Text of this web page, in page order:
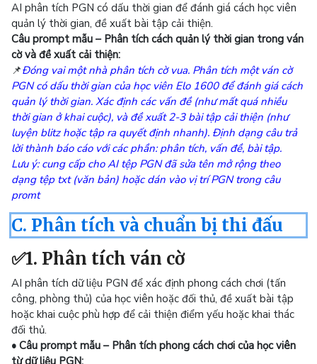
AI phân tích PGN có dấu thời gian để đánh giá cách học viên
quản lý thời gian, đề xuất bài tập cải thiện.
Câu prompt mẫu – Phân tích cách quản lý thời gian trong ván
cờ và đề xuất cải thiện:
📌Đóng vai một nhà phân tích cờ vua. Phân tích một ván cờ
PGN có dấu thời gian của học viên Elo 1600 để đánh giá cách
quản lý thời gian. Xác định các vấn đề (như mất quá nhiều
thời gian ở khai cuộc), và đề xuất 2-3 bài tập cải thiện (như
luyện blitz hoặc tập ra quyết định nhanh). Định dạng câu trả
lời thành báo cáo với các phần: phân tích, vấn đề, bài tập.
Lưu ý: cung cấp cho AI tệp PGN đã sửa tên mở rộng theo
dạng tệp txt (văn bản) hoặc dán vào vị trí PGN trong câu
promt
C. Phân tích và chuẩn bị thi đấu
✅1. Phân tích ván cờ
AI phân tích dữ liệu PGN để xác định phong cách chơi (tấn
công, phòng thủ) của học viên hoặc đối thủ, đề xuất bài tập
hoặc khai cuộc phù hợp để cải thiện điểm yếu hoặc khai thác
đối thủ.
• Câu prompt mẫu – Phân tích phong cách chơi của học viên